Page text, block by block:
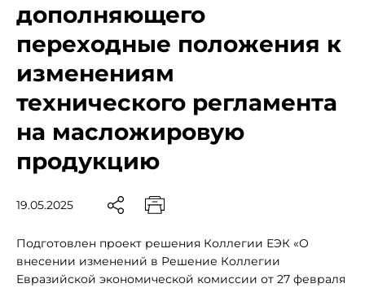
дополняющего
переходные положения к
изменениям
технического регламента
на масложировую
продукцию
19.05.2025
Подготовлен проект решения Коллегии ЕЭК «О
внесении изменений в Решение Коллегии
Евразийской экономической комиссии от 27 февраля